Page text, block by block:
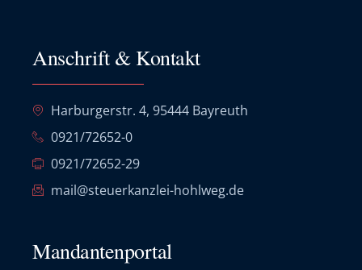
Anschrift & Kontakt
Harburgerstr. 4, 95444 Bayreuth
0921/72652-0
0921/72652-29
mail@steuerkanzlei-hohlweg.de
Mandantenportal